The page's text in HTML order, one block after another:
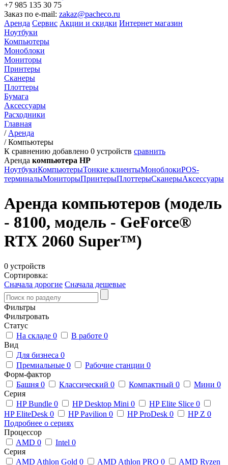
+7 985 135 30 75
Заказ по e-mail: zakaz@pacheco.ru
Аренда Сервис Акции и скидки Интернет магазин
Ноутбуки
Компьютеры
Моноблоки
Мониторы
Принтеры
Сканеры
Плоттеры
Бумага
Аксессуары
Расходники
Главная
/ Аренда
/Компьютеры
К сравнению добавлено 0 устройств сравнить
Аренда компьютера HP
НоутбукиКомпьютерыТонкие клиентыМоноблокиPOS-
терминалыМониторыПринтерыПлоттерыСканерыАксессуары
Аренда компьютеров (модель
- 8100, модель - GeForce®
RTX 2060 Super™)
0 устройств
Сортировка:
Сначала дорогие Сначала дешевые
Фильтры
Фильтровать
Статус
На складе 0 В работе 0
Вид
Для бизнеса 0
Премиальные 0 Рабочие станции 0
Форм-фактор
Башня 0 Классический 0 Компактный 0 Мини 0
Серия
HP Bundle 0 HP Desktop Mini 0 HP Elite Slice 0
HP EliteDesk 0 HP Pavilion 0 HP ProDesk 0 HP Z 0
Подробнее о сериях
Процессор
AMD 0 Intel 0
Серия
AMD Athlon Gold 0 AMD Athlon PRO 0 AMD Ryzen